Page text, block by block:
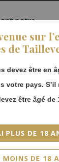
sur
de
devez être en
votre pays.
être âgé de
PLUS DE 18
MOINS DE 18
notre
estivale,
à passer
de bien
en compte :
envois
du 31 août.
commandes
and-